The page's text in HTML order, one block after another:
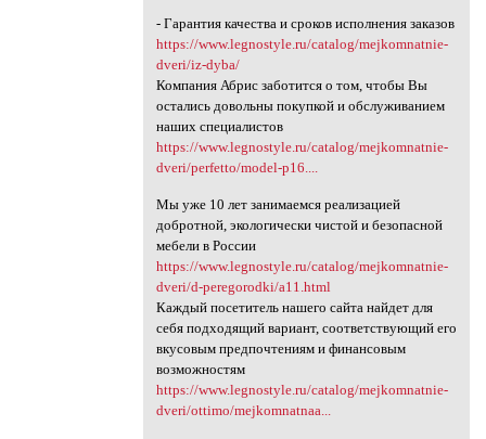
- Гарантия качества и сроков исполнения заказов
https://www.legnostyle.ru/catalog/mejkomnatnie-
dveri/iz-dyba/
Компания Абрис заботится о том, чтобы Вы
остались довольны покупкой и обслуживанием
наших специалистов
https://www.legnostyle.ru/catalog/mejkomnatnie-
dveri/perfetto/model-p16....
Мы уже 10 лет занимаемся реализацией
добротной, экологически чистой и безопасной
мебели в России
https://www.legnostyle.ru/catalog/mejkomnatnie-
dveri/d-peregorodki/a11.html
Каждый посетитель нашего сайта найдет для
себя подходящий вариант, соответствующий его
вкусовым предпочтениям и финансовым
возможностям
https://www.legnostyle.ru/catalog/mejkomnatnie-
dveri/ottimo/mejkomnatnaa...